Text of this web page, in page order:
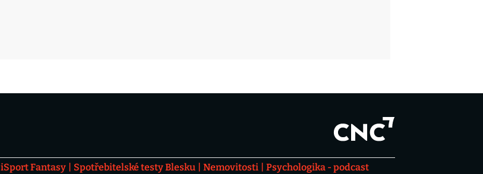
iSport Fantasy Spotřebitelské testy Blesku Nemovitosti
Psychologika - podcast